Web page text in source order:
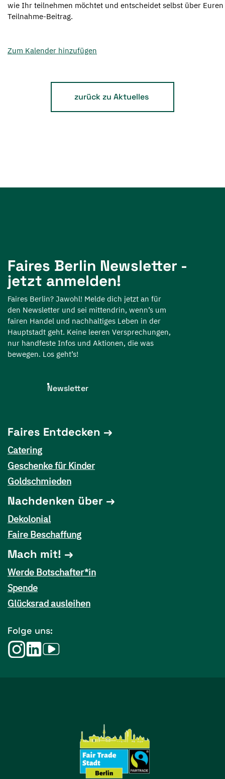
wie Ihr teilnehmen möchtet und entscheidet selbst über Euren
Teilnahme-Beitrag.
Zum Kalender hinzufügen
zurück zu Aktuelles
Faires Berlin Newsletter -
jetzt anmelden!
Faires Berlin? Jawohl! Melde dich jetzt an für
den Newsletter und sei mittendrin, wenn’s um
fairen Handel und nachhaltiges Leben in der
Hauptstadt geht. Keine leeren Versprechungen,
nur handfeste Infos und Aktionen, die was
bewegen. Los geht’s!
Newsletter
Faires Entdecken
Catering
Geschenke für Kinder
Goldschmieden
Nachdenken über
Dekolonial
Faire Beschaffung
Mach mit!
Werde Botschafter*in
Spende
Glücksrad ausleihen
Folge uns: